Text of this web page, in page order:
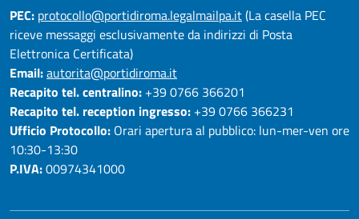
PEC: protocollo@portidiroma.legalmailpa.it(La casella PEC
riceve messaggi esclusivamente da indirizzi di Posta
Elettronica Certificata)
Email:autorita@portidiroma.it
Recapito tel. centralino: +39 0766 366201
Recapito tel. reception ingresso: +39 0766 366231
Ufficio Protocollo: Orari apertura al pubblico: lun-mer-ven ore
10:30-13:30
P.IVA:00974341000